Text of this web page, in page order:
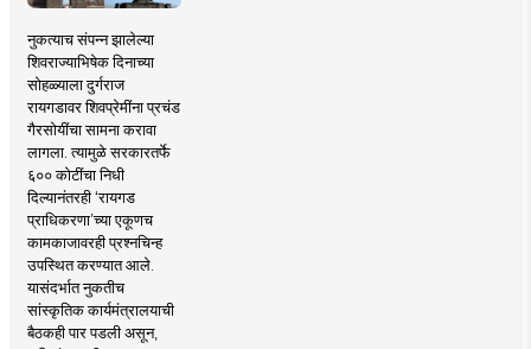
नुकत्याच संपन्न झालेल्या
शिवराज्याभिषेक दिनाच्या
सोहळ्याला दुर्गराज
रायगडावर शिवप्रेमींना प्रचंड
गैरसोयींचा सामना करावा
लागला. त्यामुळे सरकारतर्फे
६०० कोटींचा निधी
दिल्यानंतरही ‘रायगड
प्राधिकरणा’च्या एकूणच
कामकाजावरही प्रश्नचिन्ह
उपस्थित करण्यात आले.
यासंदर्भात नुकतीच
सांस्कृतिक कार्यमंत्रालयाची
बैठकही पार पडली असून,